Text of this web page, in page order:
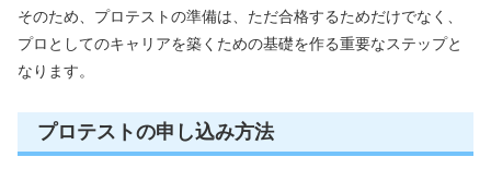
そのため、プロテストの準備は、ただ合格するためだけでなく、
プロとしてのキャリアを築くための基礎を作る重要なステップと
なります。
プロテストの申し込み方法